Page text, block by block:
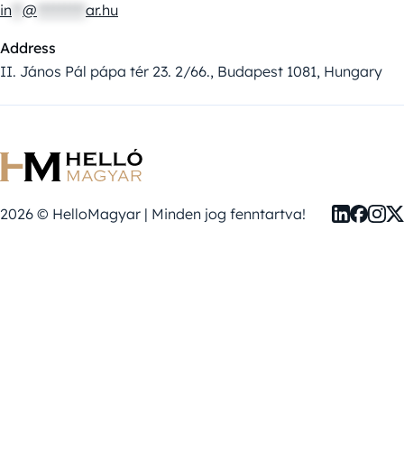
in @ ar.hu
Address
II. János Pál pápa tér 23. 2/66., Budapest 1081, Hungary
2026 © HelloMagyar | Minden jog fenntartva!